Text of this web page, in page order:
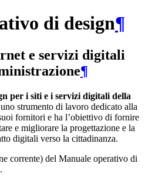
di design¶
e servizi digitali
¶
per i siti e i servizi digitali della
strumento di lavoro dedicato alla
fornitori e ha l’obiettivo di fornire
e migliorare la progettazione e la
digitali verso la cittadinanza.
corrente) del Manuale operativo di
.